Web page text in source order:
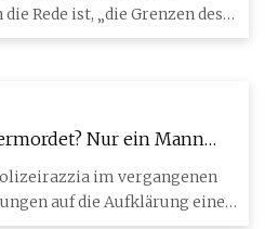
Rede ist, „die Grenzen des
ein Mann
im vergangenen
auf die Aufklärung eines